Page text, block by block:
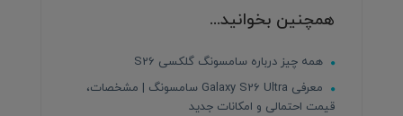
همچنین بخوانید...
همه چیز درباره سامسونگ گلکسی S26
معرفی Galaxy S26 Ultra سامسونگ | مشخصات،
قیمت احتمالی و امکانات جدید